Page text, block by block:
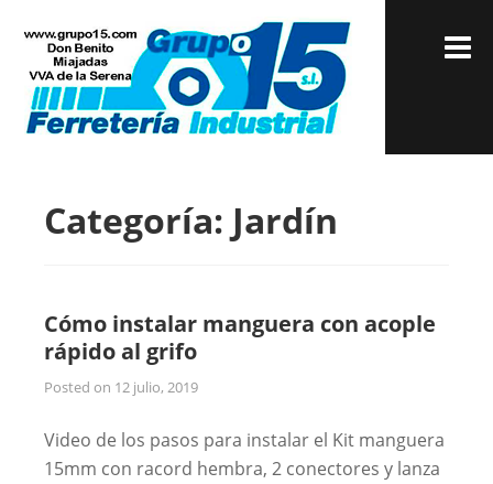
content
encontrará todo
Categoría: Jardín
Cómo instalar manguera con acople
rápido al grifo
Posted on 12 julio, 2019
Video de los pasos para instalar el Kit manguera
15mm con racord hembra, 2 conectores y lanza